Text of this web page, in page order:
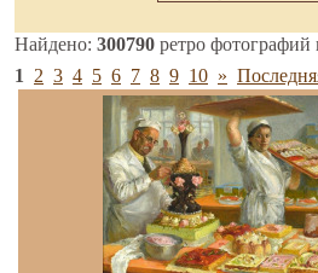
Найдено: 300790 ретро фотографий
1
2 3 4 5 6 7 8 9 10 »